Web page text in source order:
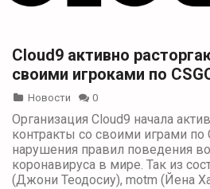
Cloud9 активно
своими игроками по
Новости 0
Организация Cloud9 начала
контракты со своими играми по
нарушения правил поведения
коронавируса в мире. Так из
(Джони Теодосиу), motm (Йена